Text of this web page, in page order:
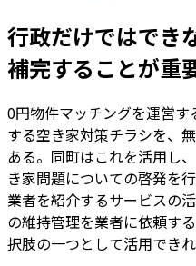
行政だけではでき
補完することが重
0円物件マッチングを運営
する空き家対策チラシを、
ある。同町はこれを活用し
き家問題についての啓発を
業者を紹介するサービスの
の維持管理を業者に依頼す
択肢の一つとして活用できれ